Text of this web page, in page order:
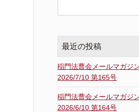
最近の投稿
稲門法曹会メールマガジ
2026/7/10 第165号
稲門法曹会メールマガジ
2026/6/10 第164号